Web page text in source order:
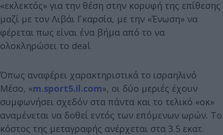
«εκλεκτός» για την θέση στην κορυφή της επίθεσης
μαζί με τον Λιβάι Γκαρσία, με την «Ένωση» να
φέρεται πως είναι ένα βήμα από το να
ολοκληρώσει το deal.
Όπως αναφέρει χαρακτηριστικά το ισραηλινό
Μέσο, «m.sport5.il.com», οι δύο μεριές έχουν
συμφωνήσει σχεδόν στα πάντα και το τελικό «οκ»
αναμένεται να δοθεί εντός των επόμενων ωρών. Το
κόστος της μεταγραφής ανέρχεται στα 3.5 εκατ.